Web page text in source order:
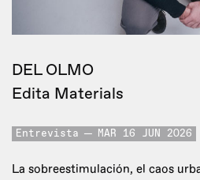
DEL OLMO
Edita Materials
Entrevista MAR 16 JUN 2026
La sobreestimulación, el caos